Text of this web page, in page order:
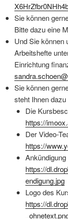
Sie können
Bitte dazu eine
Und Sie können
Arbeitshefte
Einrichtung
Sie können
steht Ihnen
Die
https://
Der Video-
https://
Ankündigung
https://
endigung.jpg
Logo des
https://